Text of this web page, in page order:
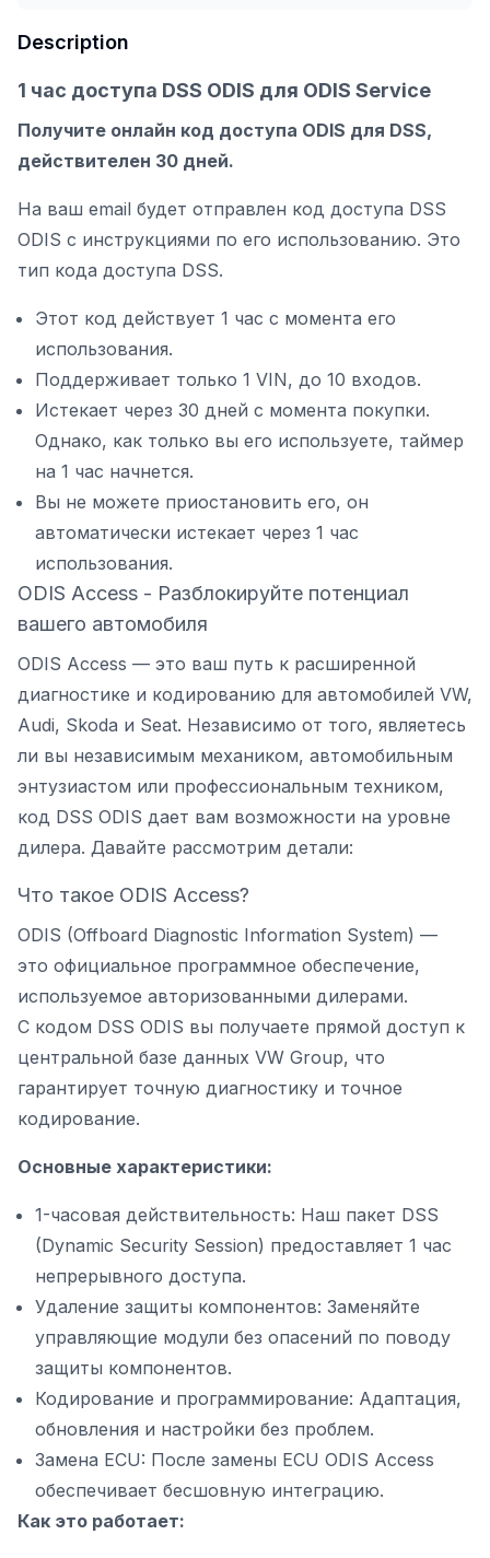
Description
1 час доступа DSS ODIS для ODIS Service
Получите онлайн код доступа ODIS для DSS,
действителен 30 дней.
На ваш email будет отправлен код доступа DSS
ODIS с инструкциями по его использованию. Это
тип кода доступа DSS.
Этот код действует 1 час с момента его
использования.
Поддерживает только 1 VIN, до 10 входов.
Истекает через 30 дней с момента покупки.
Однако, как только вы его используете, таймер
на 1 час начнется.
Вы не можете приостановить его, он
автоматически истекает через 1 час
использования.
ODIS Access - Разблокируйте потенциал
вашего автомобиля
ODIS Access — это ваш путь к расширенной
диагностике и кодированию для автомобилей VW,
Audi, Skoda и Seat. Независимо от того, являетесь
ли вы независимым механиком, автомобильным
энтузиастом или профессиональным техником,
код DSS ODIS дает вам возможности на уровне
дилера. Давайте рассмотрим детали:
Что такое ODIS Access?
ODIS (Offboard Diagnostic Information System) —
это официальное программное обеспечение,
используемое авторизованными дилерами.
С кодом DSS ODIS вы получаете прямой доступ к
центральной базе данных VW Group, что
гарантирует точную диагностику и точное
кодирование.
Основные характеристики:
1-часовая действительность: Наш пакет DSS
(Dynamic Security Session) предоставляет 1 час
непрерывного доступа.
Удаление защиты компонентов: Заменяйте
управляющие модули без опасений по поводу
защиты компонентов.
Кодирование и программирование: Адаптация,
обновления и настройки без проблем.
Замена ECU: После замены ECU ODIS Access
обеспечивает бесшовную интеграцию.
Как это работает: